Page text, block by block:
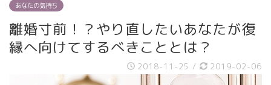
あなたの気持ち
離婚寸前！？やり直したいあなたが復
縁へ向けてするべきこととは？
2018-11-25 / 2019-02-06